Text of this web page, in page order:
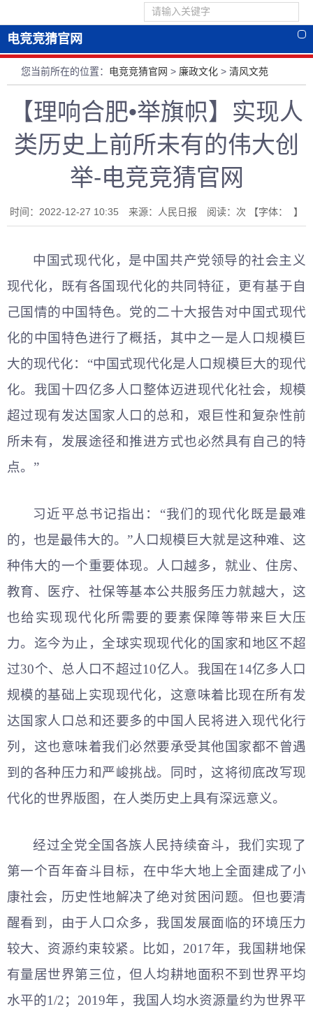
电竞竞猜官网
您当前所在的位置： 电竞竞猜官网 > 廉政文化 > 清风文苑
【理响合肥•举旗帜】实现人
类历史上前所未有的伟大创
举-电竞竞猜官网
时间：2022-12-27 10:35 来源：人民日报 阅读： 次 【字体： 】
中国式现代化，是中国共产党领导的社会主义
现代化，既有各国现代化的共同特征，更有基于自
己国情的中国特色。党的二十大报告对中国式现代
化的中国特色进行了概括，其中之一是人口规模巨
大的现代化：“中国式现代化是人口规模巨大的现代
化。我国十四亿多人口整体迈进现代化社会，规模
超过现有发达国家人口的总和，艰巨性和复杂性前
所未有，发展途径和推进方式也必然具有自己的特
点。”
习近平总书记指出：“我们的现代化既是最难
的，也是最伟大的。”人口规模巨大就是这种难、这
种伟大的一个重要体现。人口越多，就业、住房、
教育、医疗、社保等基本公共服务压力就越大，这
也给实现现代化所需要的要素保障等带来巨大压
力。迄今为止，全球实现现代化的国家和地区不超
过30个、总人口不超过10亿人。我国在14亿多人口
规模的基础上实现现代化，这意味着比现在所有发
达国家人口总和还要多的中国人民将进入现代化行
列，这也意味着我们必然要承受其他国家都不曾遇
到的各种压力和严峻挑战。同时，这将彻底改写现
代化的世界版图，在人类历史上具有深远意义。
经过全党全国各族人民持续奋斗，我们实现了
第一个百年奋斗目标，在中华大地上全面建成了小
康社会，历史性地解决了绝对贫困问题。但也要清
醒看到，由于人口众多，我国发展面临的环境压力
较大、资源约束较紧。比如，2017年，我国耕地保
有量居世界第三位，但人均耕地面积不到世界平均
水平的1/2；2019年，我国人均水资源量约为世界平